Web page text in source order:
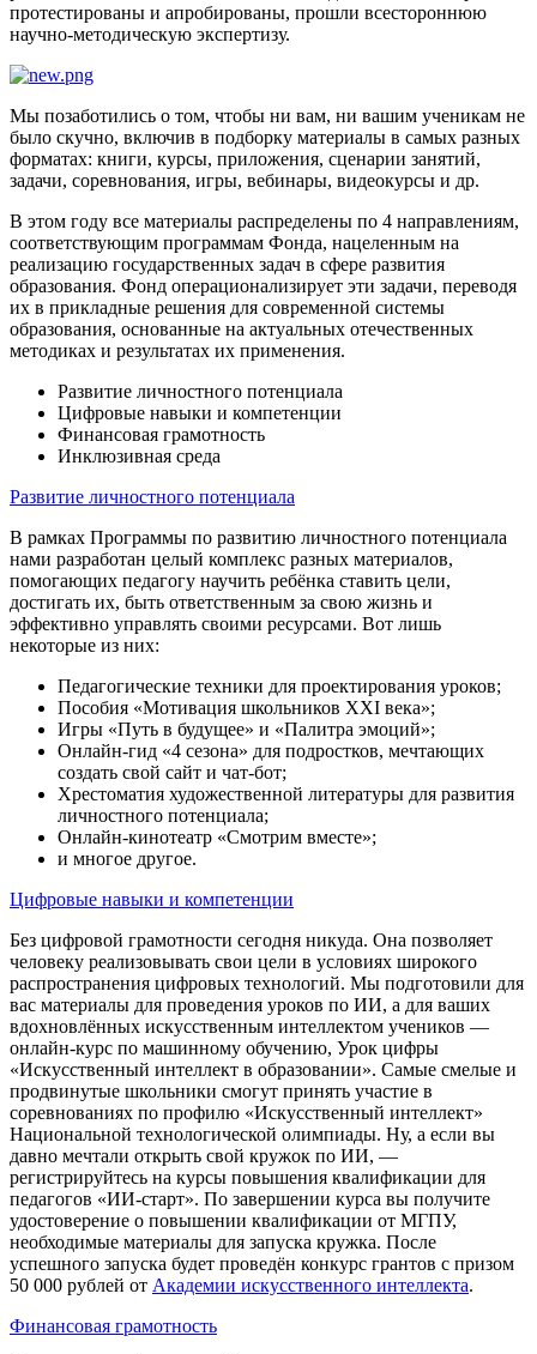
протестированы и апробированы, прошли всестороннюю
научно-методическую экспертизу.
Мы позаботились о том, чтобы ни вам, ни вашим ученикам не
было скучно, включив в подборку материалы в самых разных
форматах: книги, курсы, приложения, сценарии занятий,
задачи, соревнования, игры, вебинары, видеокурсы и др.
В этом году все материалы распределены по 4 направлениям,
соответствующим программам Фонда, нацеленным на
реализацию государственных задач в сфере развития
образования. Фонд операционализирует эти задачи, переводя
их в прикладные решения для современной системы
образования, основанные на актуальных отечественных
методиках и результатах их применения.
Развитие личностного потенциала
Цифровые навыки и компетенции
Финансовая грамотность
Инклюзивная среда
Развитие личностного потенциала
В рамках Программы по развитию личностного потенциала
нами разработан целый комплекс разных материалов,
помогающих педагогу научить ребёнка ставить цели,
достигать их, быть ответственным за свою жизнь и
эффективно управлять своими ресурсами. Вот лишь
некоторые из них:
Педагогические техники для проектирования уроков;
Пособия «Мотивация школьников XXI века»;
Игры «Путь в будущее» и «Палитра эмоций»;
Онлайн-гид «4 сезона» для подростков, мечтающих
создать свой сайт и чат-бот;
Хрестоматия художественной литературы для развития
личностного потенциала;
Онлайн-кинотеатр «Смотрим вместе»;
и многое другое.
Цифровые навыки и компетенции
Без цифровой грамотности сегодня никуда. Она позволяет
человеку реализовывать свои цели в условиях широкого
распространения цифровых технологий. Мы подготовили для
вас материалы для проведения уроков по ИИ, а для ваших
вдохновлённых искусственным интеллектом учеников —
онлайн-курс по машинному обучению, Урок цифры
«Искусственный интеллект в образовании». Самые смелые и
продвинутые школьники смогут принять участие в
соревнованиях по профилю «Искусственный интеллект»
Национальной технологической олимпиады. Ну, а если вы
давно мечтали открыть свой кружок по ИИ, —
регистрируйтесь на курсы повышения квалификации для
педагогов «ИИ-старт». По завершении курса вы получите
удостоверение о повышении квалификации от МГПУ,
необходимые материалы для запуска кружка. После
успешного запуска будет проведён конкурс грантов с призом
50 000 рублей от Академии искусственного интеллекта.
Финансовая грамотность